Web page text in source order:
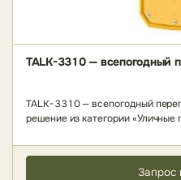
TALK-3310 — всепогодный
TALK-3310 — всепогодный
решение из категории «Уличные
Запрос